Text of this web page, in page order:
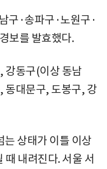
구·송파구·노원구·
보를 발효했다.
강동구(이상 동남
동대문구, 도봉구, 강
는 상태가 이틀 이상
내려진다. 서울 서